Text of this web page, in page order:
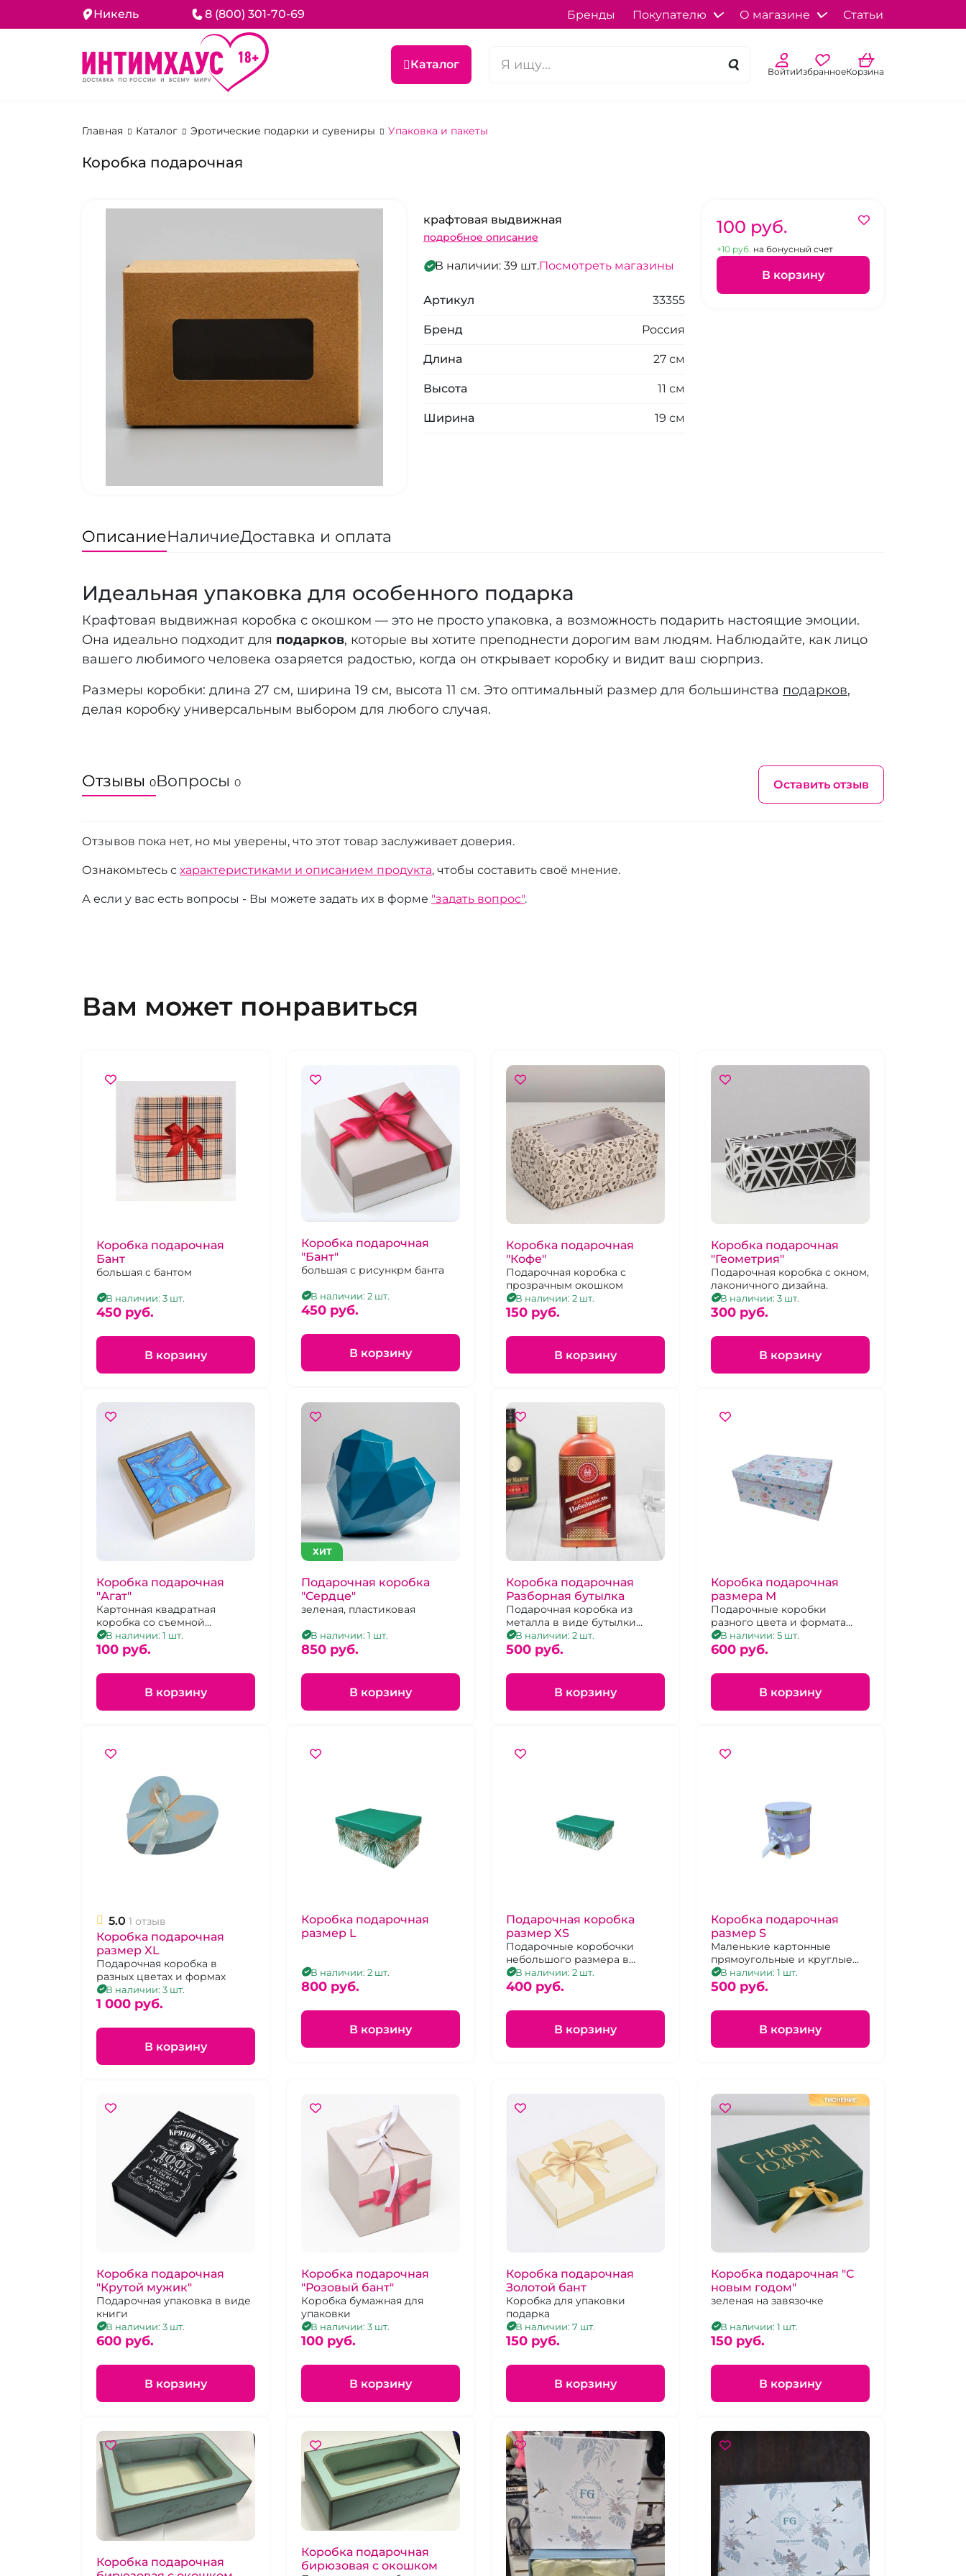
Никель 8 (800) 301-70-69 Бренды Покупателю О магазине Статьи
Каталог ВойтиИзбранноеКорзина
Главная Каталог Эротические подарки и сувениры Упаковка и пакеты
Коробка подарочная
крафтовая выдвижная
подробное описание
В наличии: 39 шт.Посмотреть магазины
Артикул 33355
Бренд Россия
Длина 27 см
Высота 11 см
Ширина 19 см
100 pуб.
+10 pуб. на бонусный счет
В корзину
ОписаниеНаличиеДоставка и оплата
Идеальная упаковка для особенного подарка
Крафтовая выдвижная коробка с окошком — это не просто упаковка, а возможность подарить настоящие эмоции.
Она идеально подходит для подарков, которые вы хотите преподнести дорогим вам людям. Наблюдайте, как лицо
вашего любимого человека озаряется радостью, когда он открывает коробку и видит ваш сюрприз.
Размеры коробки: длина 27 см, ширина 19 см, высота 11 см. Это оптимальный размер для большинства подарков,
делая коробку универсальным выбором для любого случая.
Отзывы 0Вопросы 0 Оставить отзыв
Отзывов пока нет, но мы уверены, что этот товар заслуживает доверия.
Ознакомьтесь с характеристиками и описанием продукта, чтобы составить своё мнение.
А если у вас есть вопросы - Вы можете задать их в форме "задать вопрос".
Вам может понравиться
Коробка подарочная
Бант
большая с бантом
В наличии: 3 шт.
450 pуб.
В корзину
Коробка подарочная
"Бант"
большая с рисункрм банта
В наличии: 2 шт.
450 pуб.
В корзину
Коробка подарочная
"Кофе"
Подарочная коробка с
прозрачным окошком
В наличии: 2 шт.
150 pуб.
В корзину
Коробка подарочная
"Геометрия"
Подарочная коробка с окном,
лаконичного дизайна.
В наличии: 3 шт.
300 pуб.
В корзину
Коробка подарочная
"Агат"
Картонная квадратная
коробка со съемной
крышкой
В наличии: 1 шт.
100 pуб.
В корзину
ХИТ
Подарочная коробка
"Сердце"
зеленая, пластиковая
В наличии: 1 шт.
850 pуб.
В корзину
Коробка подарочная
Разборная бутылка
Подарочная коробка из
металла в виде бутылки
коньяка
В наличии: 2 шт.
500 pуб.
В корзину
Коробка подарочная
размера M
Подарочные коробки
разного цвета и формата
размера M
В наличии: 5 шт.
600 pуб.
В корзину
5.0 1 отзыв
Коробка подарочная
размер XL
Подарочная коробка в
разных цветах и формах
В наличии: 3 шт.
1 000 pуб.
В корзину
Коробка подарочная
размер L
В наличии: 2 шт.
800 pуб.
В корзину
Подарочная коробка
размер XS
Подарочные коробочки
небольшого размера в
зеленом и розовом цвете
прямоугольной формы
В наличии: 2 шт.
400 pуб.
В корзину
Коробка подарочная
размер S
Маленькие картонные
прямоугольные и круглые
подарочные упаковки
В наличии: 1 шт.
500 pуб.
В корзину
Коробка подарочная
"Крутой мужик"
Подарочная упаковка в виде
книги
В наличии: 3 шт.
600 pуб.
В корзину
Коробка подарочная
"Розовый бант"
Коробка бумажная для
упаковки
В наличии: 3 шт.
100 pуб.
В корзину
Коробка подарочная
Золотой бант
Коробка для упаковки
подарка
В наличии: 7 шт.
150 pуб.
В корзину
Коробка подарочная "С
новым годом"
зеленая на завязочке
В наличии: 1 шт.
150 pуб.
В корзину
Коробка подарочная
Коробка подарочная
бирюзовая с окошком